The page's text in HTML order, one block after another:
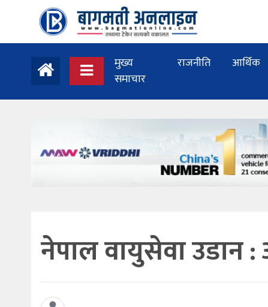
मुख्य
समाचार
राजनीति आर्थिक
नेपाल वायुसेवा उडान :